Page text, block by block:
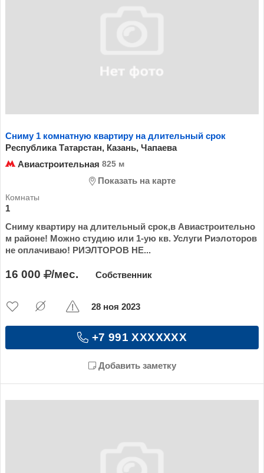
Сниму 1 комнатную квартиру на длительный срок
Республика Татарстан, Казань, Чапаева
Авиастроительная 825 м
Показать на карте
1
Сниму квартиру на длительный срок,в Авиастроительно
м районе! Можно студию или 1-ую кв. Услуги Риэлоторов
не оплачиваю! РИЭЛТОРОВ НЕ...
16 000 /мес. Собственник
+7 991 XXXXXXX
Добавить заметку
28 ноя 2023